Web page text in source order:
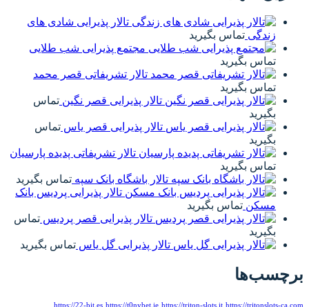
تالار پذیرایی شادی های
زندگی تماس بگیرید
مجتمع پذیرایی شب طلایی
تماس بگیرید
تالار تشریفاتی قصر محمد
تماس بگیرید
تالار پذیرایی قصر نگین تماس
بگیرید
تالار پذیرایی قصر یاس تماس
بگیرید
تالار تشریفاتی پدیده پارسیان
تماس بگیرید
تالار باشگاه بانک سپه تماس بگیرید
تالار پذیرایی پردیس بانک
مسکن تماس بگیرید
تالار پذیرایی قصر پردیس تماس
بگیرید
تالار پذیرایی گل یاس تماس بگیرید
برچسب‌ها
https://22-bit.es https://t0nybet.ie https://triton-slots.it https://tritonslots-ca.com